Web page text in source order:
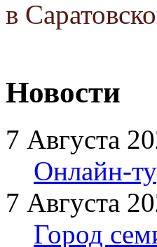
в
Новости
7 Августа
Онлайн-
7 Августа
Город